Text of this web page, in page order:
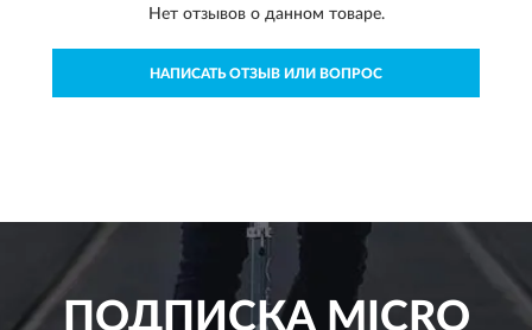
Нет отзывов о данном товаре.
НАПИСАТЬ ОТЗЫВ ИЛИ ВОПРОС
ПОДПИСКАMICRO